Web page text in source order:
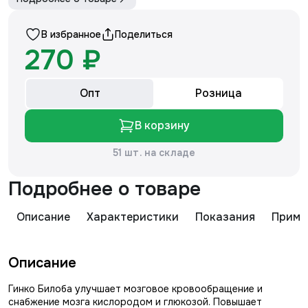
В избранное Поделиться
270 ₽
Опт Розница
В корзину
51 шт. на складе
Подробнее о товаре
Описание Характеристики Показания
Описание
Гинко Билоба улучшает мозговое кровообращение и
снабжение мозга кислородом и глюкозой. Повышает